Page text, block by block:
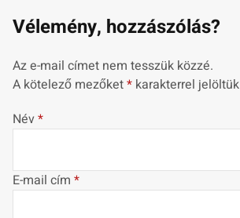
Vélemény, hozzászólás?
Az e-mail címet nem tesszük közzé.
A kötelező mezőket* karakterrel jelöltük
Név*
E-mail cím *